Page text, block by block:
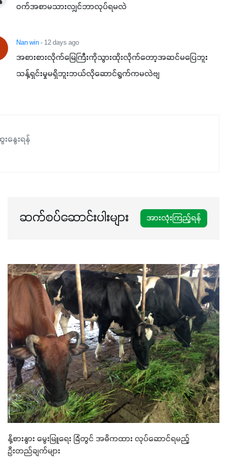
ဝက်အစာမသားလျှင်ဘာလုပ်ရမလဲ
Nan win- 12 days ago
အစားစားလိုက်မြေကြီးကိုသွားထိုးလိုက်တော့အဆင်မပြေဘူး
သန့်ရှင်းမှုမရှိဘူးဘယ်လိုဆောင်ရွက်ကမလဲဗျ
နွေးရန်
ဆက်စပ်ဆောင်းပါးများ အားလုံးကြည့်ရန်
နို့စားနွား မွေးမြူရေး ခြံတွင် အဓိကထား လုပ်ဆောင်ရမည့်
ဦးတည်ချက်များ